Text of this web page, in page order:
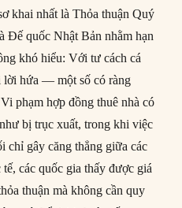
khai nhất là Thỏa thuận Quý
Đế quốc Nhật Bản nhằm hạn
khó hiểu: Với tư cách cá
lời hứa — một số có ràng
phạm hợp đồng thuê nhà có
bị trục xuất, trong khi việc
chỉ gây căng thẳng giữa các
các quốc gia thấy được giá
thuận mà không cần quy